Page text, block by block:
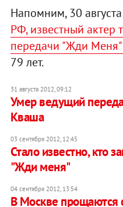
Напомним, 30 августа
РФ, известный актер
передачи "Жди
79 лет.
31 августа 2012, 09:12
Умер ведущий
Кваша
03 сентября 2012, 12:45
Стало известно, кто
"Жди меня"
04 сентября 2012, 13:54
В Москве прощаются